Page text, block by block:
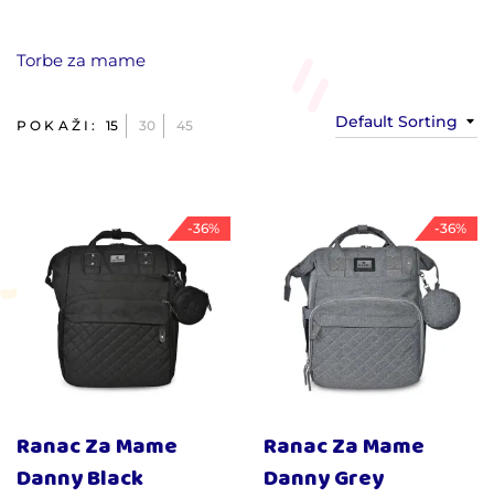
Torbe za mame
Default Sorting
POKAŽI: 15 30 45
-36%
Ranac Za Mame
Danny Black
-36%
Ranac Za Mame
Danny Grey